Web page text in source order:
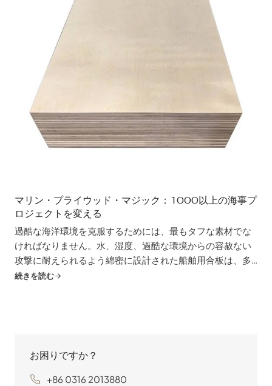
マリン・プライウッド・マジック：1000以上の海事プ
ロジェクトを変える
過酷な海洋環境を克服するためには、最もタフな素材でな
ければなりません。水、湿度、過酷な環境からの容赦ない
攻撃に耐えられるよう綿密に設計された船舶用合板は、多
様な海洋用途に対応する不沈の選択肢です。ヨットの洗練
続きを読む
お困りですか？
+86 0316 2013880